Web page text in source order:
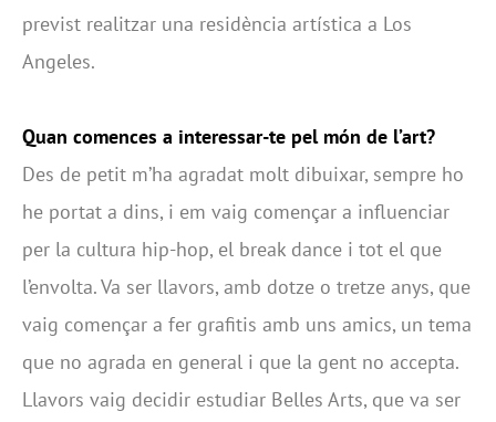
previst realitzar una residència artística a Los
Angeles.
Quan comences a interessar-te pel món de l’art?
Des de petit m’ha agradat molt dibuixar, sempre ho
he portat a dins, i em vaig començar a influenciar
per la cultura hip-hop, el break dance i tot el que
l’envolta. Va ser llavors, amb dotze o tretze anys, que
vaig començar a fer grafitis amb uns amics, un tema
que no agrada en general i que la gent no accepta.
Llavors vaig decidir estudiar Belles Arts, que va ser